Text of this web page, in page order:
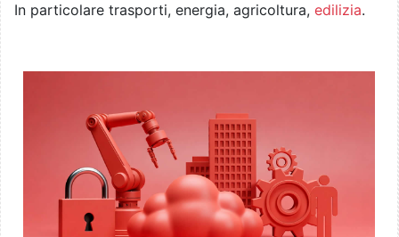
In particolare trasporti, energia, agricoltura, edilizia.